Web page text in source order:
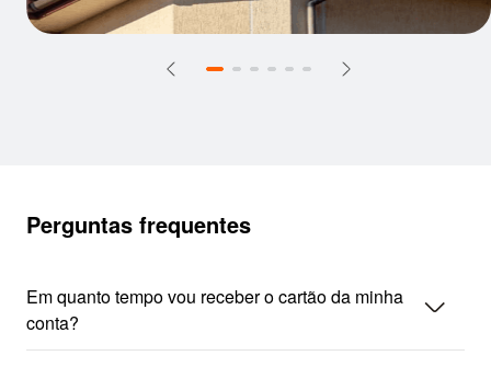
Perguntas frequentes
Em quanto tempo vou receber o cartão da minha
conta?
seta_baixo